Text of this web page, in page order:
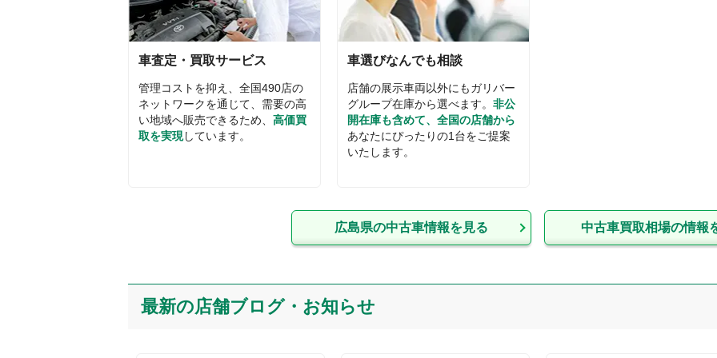
車査定・買取サービス
管理コストを抑え、全国490店の
ネットワークを通じて、需要の高
い地域へ販売できるため、 高価買
取を実現しています。
車選びなんでも相談
店舗の展示車両以外にもガリバー
グループ在庫から選べます。 非公
開在庫も含めて、全国の店舗から
あなたにぴったりの1台をご提案
いたします。
広島県の中古車情報を見る 中古車買取相場の情報
最新の店舗ブログ・お知らせ